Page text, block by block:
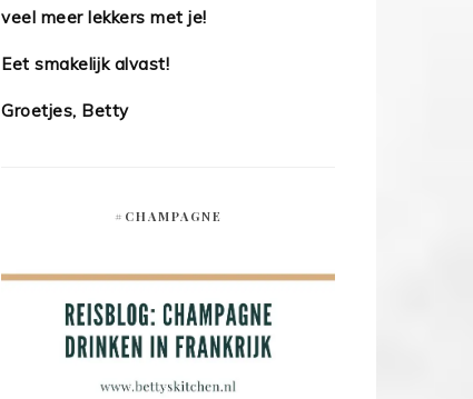
veel meer lekkers met je!
Eet smakelijk alvast!
Groetjes, Betty
#CHAMPAGNE